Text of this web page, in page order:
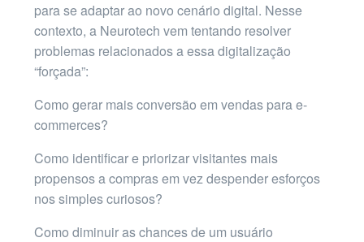
para se adaptar ao novo cenário digital. Nesse
contexto, a Neurotech vem tentando resolver
problemas relacionados a essa digitalização
“forçada”:
Como gerar mais conversão em vendas para e-
commerces?
Como identificar e priorizar visitantes mais
propensos a compras em vez despender esforços
nos simples curiosos?
Como diminuir as chances de um usuário